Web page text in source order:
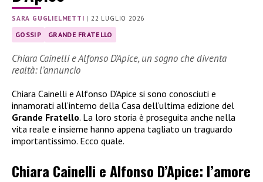
SARA GUGLIELMETTI |22 LUGLIO 2026
GOSSIP GRANDE FRATELLO
Chiara Cainelli e Alfonso D’Apice, un sogno che diventa
realtà: l’annuncio
Chiara Cainelli e Alfonso D’Apice si sono conosciuti e
innamorati all’interno della Casa dell’ultima edizione del
Grande Fratello. La loro storia è proseguita anche nella
vita reale e insieme hanno appena tagliato un traguardo
importantissimo. Ecco quale.
Chiara Cainelli e Alfonso D’Apice: l’amore